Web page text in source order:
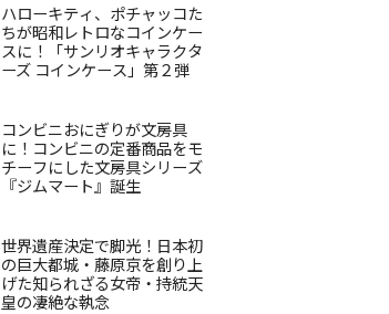
ハローキティ、ポチャッコた
ちが昭和レトロなコインケー
スに！「サンリオキャラクタ
ーズ コインケース」第２弾
コンビニおにぎりが文房具
に！コンビニの定番商品をモ
チーフにした文房具シリーズ
『ジムマート』誕生
世界遺産決定で脚光！日本初
の巨大都城・藤原京を創り上
げた知られざる女帝・持統天
皇の凄絶な執念